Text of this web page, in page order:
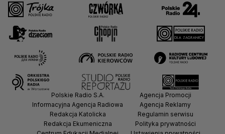
Polskie Radio S.A.
Informacyjna Agencja Radiowa
Redakcja Katolicka
Redakcja Ekumeniczna
Agencja Promocji
Agencja Reklamy
Regulamin serwisu
Polityka prywatności